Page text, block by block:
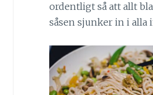
ordentligt så att allt
såsen sjunker in i alla